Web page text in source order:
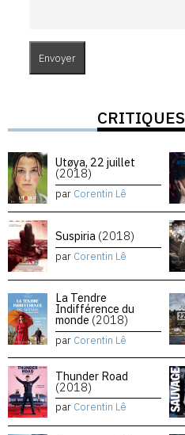
CRITIQUES
Utøya, 22 juillet
(2018)
par Corentin Lê
Suspiria (2018)
par Corentin Lê
La Tendre
Indifférence du
monde (2018)
par Corentin Lê
Thunder Road
(2018)
par Corentin Lê